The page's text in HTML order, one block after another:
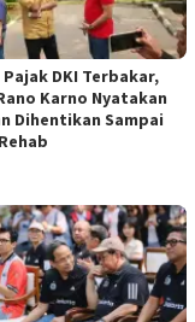
DKI Terbakar,
Karno Nyatakan
Dihentikan Sampai